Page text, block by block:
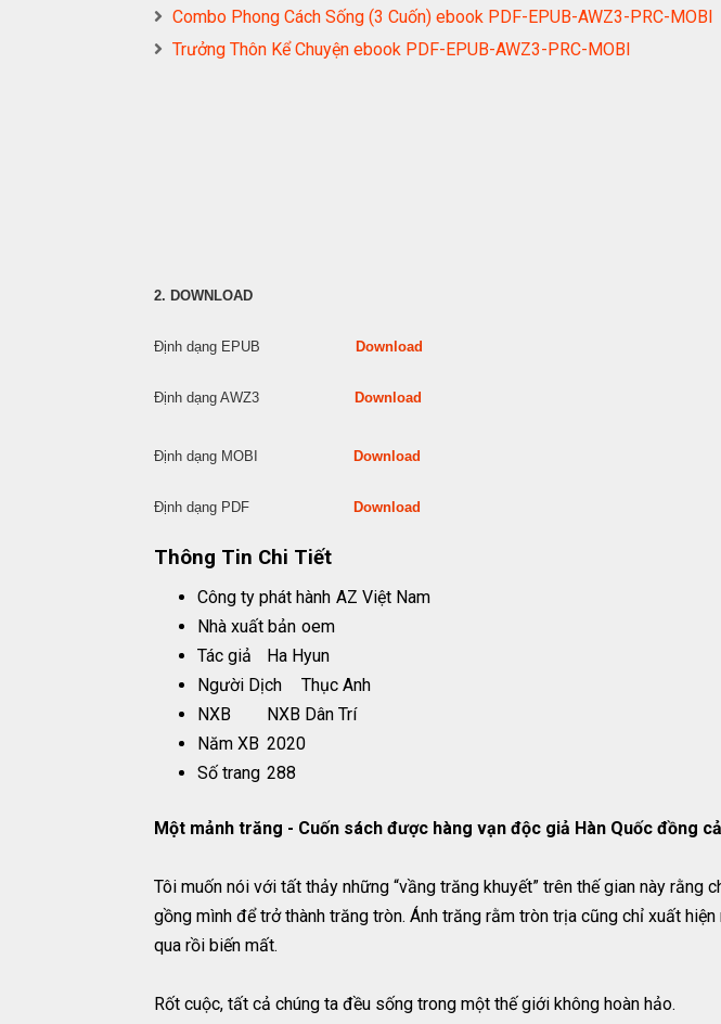
Combo Phong Cách Sống (3 Cuốn) ebook PDF-EPUB-AWZ3-PRC-MOBI
Trưởng Thôn Kể Chuyện ebook PDF-EPUB-AWZ3-PRC-MOBI
2. DOWNLOAD
Định dạng EPUB Download
Định dạng AWZ3 Download
Định dạng MOBI Download
Định dạng PDF Download
Thông Tin Chi Tiết
Công ty phát hành AZ Việt Nam
Nhà xuất bản oem
Tác giả
Ha Hyun
Người Dịch
Thục Anh
NXB
NXB Dân Trí
Năm XB 2020
Số trang 288
Một mảnh trăng - Cuốn sách được hàng vạn độc giả Hàn Quốc đồng
Tôi muốn nói với tất thảy những “vầng trăng khuyết” trên thế gian này
gồng mình để trở thành trăng tròn. Ánh trăng rằm tròn trịa cũng chỉ xuất
qua rồi biến mất.
Rốt cuộc, tất cả chúng ta đều sống trong một thế giới không hoàn hảo.